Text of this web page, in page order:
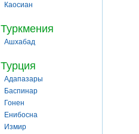
Каосиан
Туркмения
Ашхабад
Турция
Адапазары
Баспинар
Гонен
Енибосна
Измир